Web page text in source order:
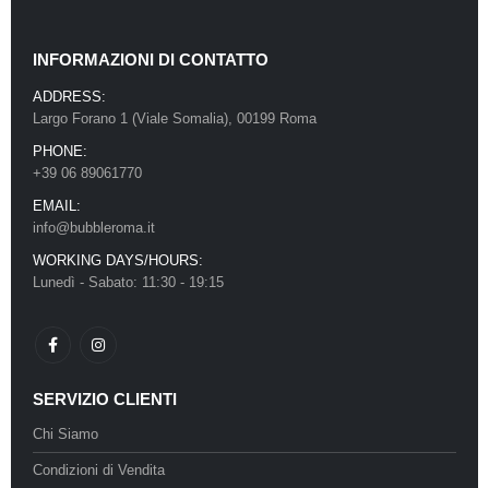
INFORMAZIONI DI CONTATTO
ADDRESS:
Largo Forano 1 (Viale Somalia), 00199 Roma
PHONE:
+39 06 89061770
EMAIL:
info@bubbleroma.it
WORKING DAYS/HOURS:
Lunedì - Sabato: 11:30 - 19:15
SERVIZIO CLIENTI
Chi Siamo
Condizioni di Vendita